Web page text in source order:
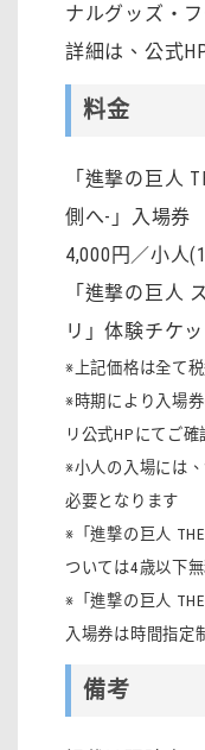
ナルグッズ・
詳細は、公式
料金
「進撃の巨人
側へ-」入場券
4,000円／小人
「進撃の巨人
リ」体験チケ
※上記価格は全て
※時期により入場
リ公式HPにてご確
※小人の入場には
必要となります
※「進撃の巨人
ついては4歳以下
※「進撃の巨人
入場券は時間指定
備考